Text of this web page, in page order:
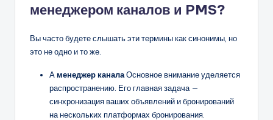
менеджером каналов и PMS?
Вы часто будете слышать эти термины как синонимы, но
это не одно и то же.
Аменеджер каналаОсновное внимание уделяется
распространению. Его главная задача —
синхронизация ваших объявлений и бронирований
на нескольких платформах бронирования.